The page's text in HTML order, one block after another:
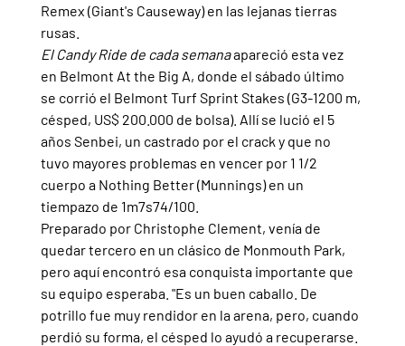
Remex (Giant's Causeway) en las lejanas tierras
rusas.
El Candy Ride de cada semana apareció esta vez
en Belmont At the Big A, donde el sábado último
se corrió el Belmont Turf Sprint Stakes (G3-1200 m,
césped, US$ 200.000 de bolsa). Allí se lució el 5
años Senbei, un castrado por el crack y que no
tuvo mayores problemas en vencer por 1 1/2
cuerpo a Nothing Better (Munnings) en un
tiempazo de 1m7s74/100.
Preparado por Christophe Clement, venía de
quedar tercero en un clásico de Monmouth Park,
pero aquí encontró esa conquista importante que
su equipo esperaba. "Es un buen caballo. De
potrillo fue muy rendidor en la arena, pero, cuando
perdió su forma, el césped lo ayudó a recuperarse.